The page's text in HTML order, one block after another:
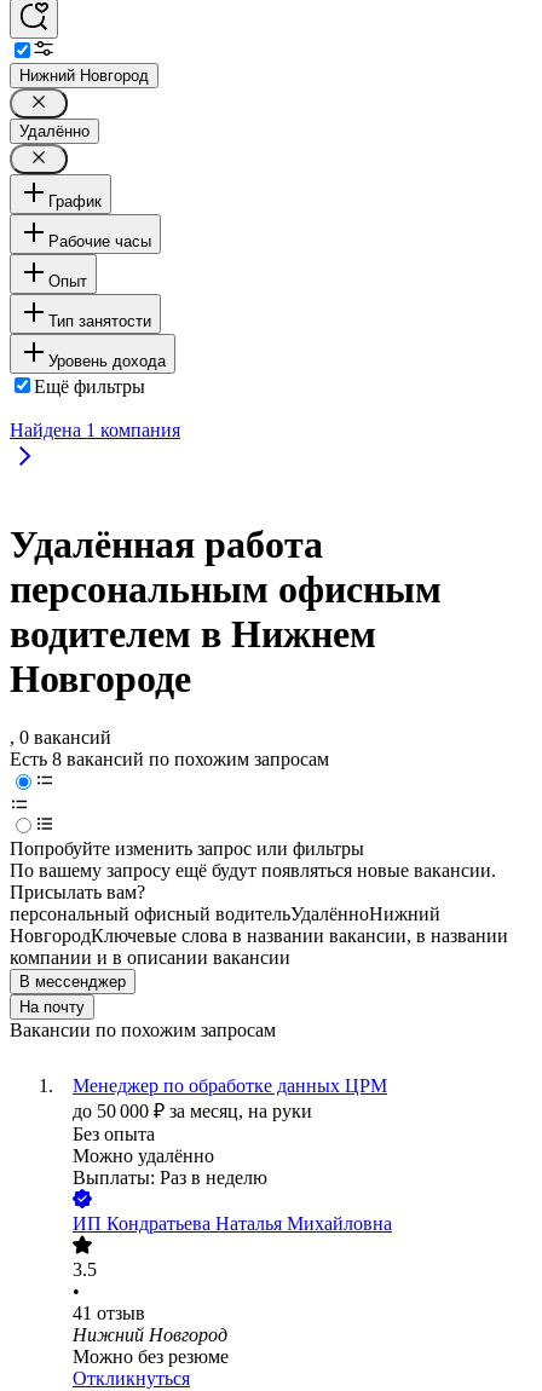
Нижний Новгород
Удалённо
График
Рабочие часы
Опыт
Тип занятости
Уровень дохода
Ещё фильтры
Найдена 1 компания
Удалённая работа
персональным офисным
водителем в Нижнем
Новгороде
, 0 вакансий
Есть 8 вакансий по похожим запросам
Попробуйте изменить запрос или фильтры
По вашему запросу ещё будут появляться новые вакансии.
Присылать вам?
персональный офисный водительУдалённоНижний
НовгородКлючевые слова в названии вакансии, в названии
компании и в описании вакансии
В мессенджер
На почту
Вакансии по похожим запросам
Менеджер по обработке данных ЦРМ
до 50 000 ₽ за месяц, на руки
Без опыта
Можно удалённо
Выплаты: Раз в неделю
ИП Кондратьева Наталья Михайловна
3.5
•
41 отзыв
Нижний Новгород
Можно без резюме
Откликнуться